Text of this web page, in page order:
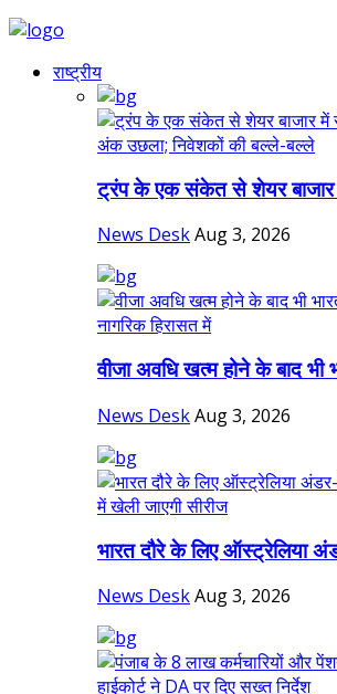
राष्ट्रीय
ट्रंप के एक संकेत से शेयर
News DeskAug 3, 2026
वीजा अवधि खत्म होने के बाद भी
News DeskAug 3, 2026
भारत दौरे के लिए ऑस्ट्रेलिया
News DeskAug 3, 2026